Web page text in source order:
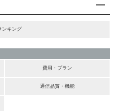
ンキング
費用・プラン
通信品質・機能